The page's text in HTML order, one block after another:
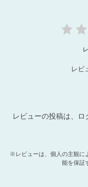
レビ
レビューの投稿は、ロ
※レビューは、個人の主観に
能を保証